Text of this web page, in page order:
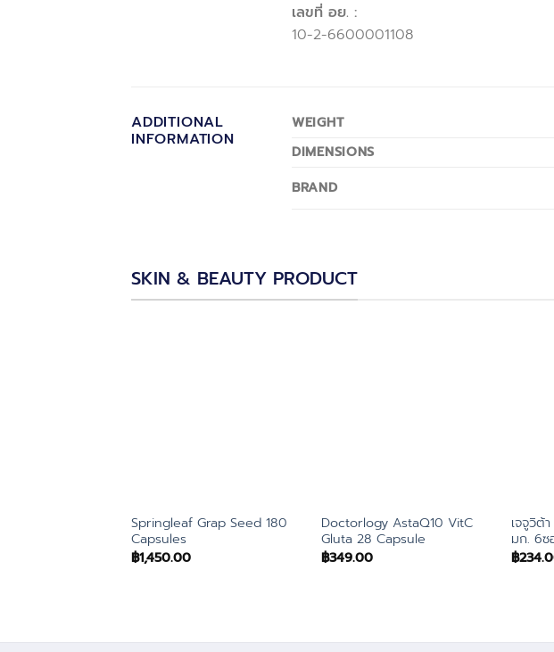
เลขที่ อย. :
10-2-6600001108
ADDITIONAL
INFORMATION
WEIGHT
DIMENSIONS
BRAND
SKIN & BEAUTY PRODUCT
Springleaf Grap Seed 180
Capsules
฿1,450.00
Doctorlogy AstaQ10 VitC
Gluta 28 Capsule
฿349.00
เจจูวิต้
มก. 6ซ
฿